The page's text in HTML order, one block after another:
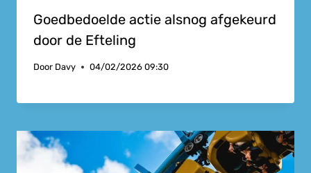
Goedbedoelde actie alsnog afgekeurd
door de Efteling
Door Davy 04/02/2026 09:30